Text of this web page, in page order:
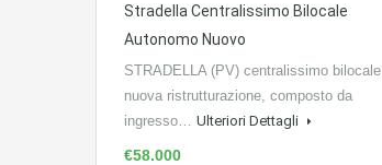
Stradella Centralissimo Bilocale
Autonomo Nuovo
STRADELLA (PV) centralissimo bilocale
nuova ristrutturazione, composto da
ingresso… Ulteriori Dettagli
€58.000